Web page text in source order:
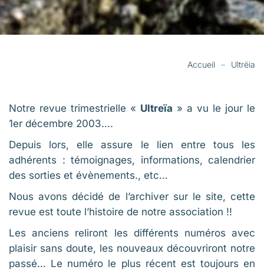
Accueil Ultrëia
Notre revue trimestrielle « Ultreïa » a vu le jour le
1er décembre 2003….
Depuis lors, elle assure le lien entre tous les
adhérents : témoignages, informations, calendrier
des sorties et évènements., etc…
Nous avons décidé de l’archiver sur le site, cette
revue est toute l’histoire de notre association !!
Les anciens reliront les différents numéros avec
plaisir sans doute, les nouveaux découvriront notre
passé… Le numéro le plus récent est toujours en